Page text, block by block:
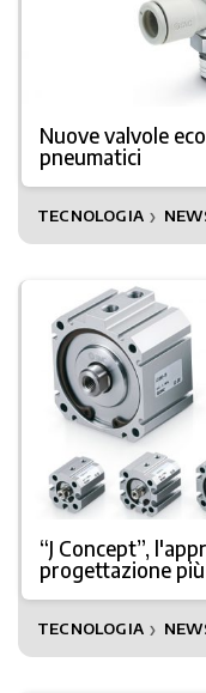
Nuove valvole
pneumatici
TECNOLOGIA ❯
“J Concept”,
progettazione
TECNOLOGIA ❯